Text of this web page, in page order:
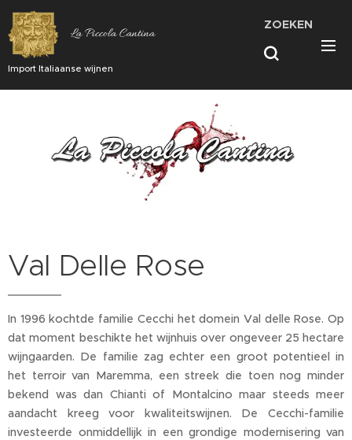
La Piccola Cantina
Import Italiaanse wijnen
ZOEKEN
Val Delle Rose
In 1996 kochtde familie Cecchi het domein Val delle Rose. Op
dat moment beschikte het wijnhuis over ongeveer 25 hectare
wijngaarden. De familie zag echter een groot potentieel in
het terroir van Maremma, een streek die toen nog minder
bekend was dan Chianti of Montalcino maar steeds meer
aandacht kreeg voor kwaliteitswijnen. De Cecchi-familie
investeerde onmiddellijk in een grondige modernisering van